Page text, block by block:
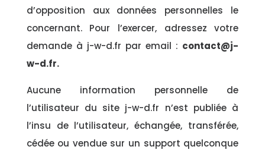
d’opposition aux données personnelles le
concernant. Pour l’exercer, adressez votre
demande à j-w-d.fr par email : contact@j-
w-d.fr.
Aucune information personnelle de
l’utilisateur du site j-w-d.fr n’est publiée à
l’insu de l’utilisateur, échangée, transférée,
cédée ou vendue sur un support quelconque